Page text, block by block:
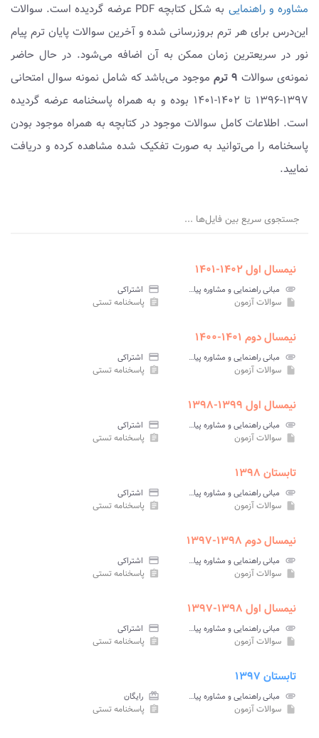
مشاوره و راهنمایی
به شکل کتابچه PDF عرضه گردیده است. سوالات
این‌درس برای هر ترم بروزرسانی شده و آخرین سوالات پایان ترم پیام
نور در سریعترین زمان ممکن به آن اضافه می‌شود. در حال حاضر
نمونه‌ی سوالات ۹ ترم
موجود می‌باشد که شامل نمونه سوال امتحانی
۱۳۹۷-۱۳۹۶ تا ۱۴۰۲-۱۴۰۱ بوده و به همراه پاسخنامه عرضه گردیده
است. اطلاعات کامل سوالات موجود در کتابچه به همراه موجود بودن
پاسخنامه را می‌توانید به صورت تفکیک شده مشاهده کرده و دریافت
نمایید.
جستجوی سریع بین فایل‌ها ...
نیمسال اول ۱۴۰۲-۱۴۰۱
attachment مبانی راهنمایی و مشاوره پیام نور credit_card اشتراکی
insert_drive_file سوالات آزمون assignment پاسخنامه تستی
نیمسال دوم ۱۴۰۱-۱۴۰۰
attachment مبانی راهنمایی و مشاوره پیام نور credit_card اشتراکی
insert_drive_file سوالات آزمون assignment پاسخنامه تستی
نیمسال اول ۱۳۹۹-۱۳۹۸
attachment مبانی راهنمایی و مشاوره پیام نور credit_card اشتراکی
insert_drive_file سوالات آزمون assignment پاسخنامه تستی
تابستان ۱۳۹۸
attachment مبانی راهنمایی و مشاوره پیام نور credit_card اشتراکی
insert_drive_file سوالات آزمون assignment پاسخنامه تستی
نیمسال دوم ۱۳۹۸-۱۳۹۷
attachment مبانی راهنمایی و مشاوره پیام نور credit_card اشتراکی
insert_drive_file سوالات آزمون assignment پاسخنامه تستی
نیمسال اول ۱۳۹۸-۱۳۹۷
attachment مبانی راهنمایی و مشاوره پیام نور credit_card اشتراکی
insert_drive_file سوالات آزمون assignment پاسخنامه تستی
تابستان ۱۳۹۷
attachment مبانی راهنمایی و مشاوره پیام نور card_giftcard رایگان
insert_drive_file سوالات آزمون assignment پاسخنامه تستی